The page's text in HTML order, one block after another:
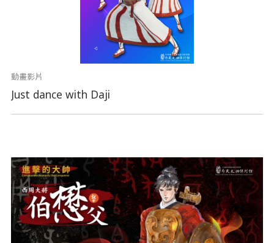
動畫影片
Just dance with Daji